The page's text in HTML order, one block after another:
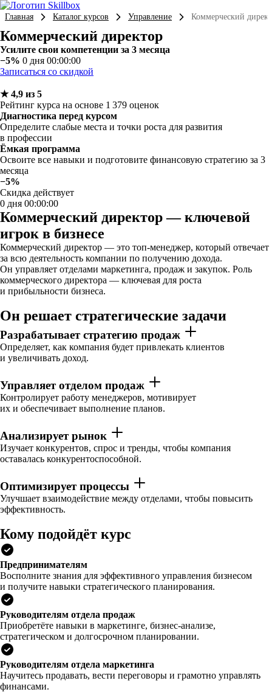
Главная Каталог курсов Управление Коммерческий
Коммерческий директор
Усилите свои компетенции за 3 месяца
−5% 0 дня 00:00:00
Записаться со скидкой
★ 4,9 из 5
Рейтинг курса на основе 1 379 оценок
Диагностика перед курсом
Определите слабые места и точки роста для развития
в профессии
Ёмкая программа
Освоите все навыки и подготовите финансовую стратегию за 3
месяца
−5%
Скидка действует
0 дня 00:00:00
Коммерческий директор — ключевой
игрок в бизнесе
Коммерческий директор — это топ-менеджер, который отвечает
за всю деятельность компании по получению дохода.
Он управляет отделами маркетинга, продаж и закупок. Роль
коммерческого директора — ключевая для роста
и прибыльности бизнеса.
Он решает стратегические задачи
Разрабатывает стратегию продаж
Определяет, как компания будет привлекать клиентов
и увеличивать доход.
Управляет отделом продаж
Контролирует работу менеджеров, мотивирует
их и обеспечивает выполнение планов.
Анализирует рынок
Изучает конкурентов, спрос и тренды, чтобы компания
оставалась конкурентоспособной.
Оптимизирует процессы
Улучшает взаимодействие между отделами, чтобы повысить
эффективность.
Кому подойдёт курс
Предпринимателям
Восполните знания для эффективного управления бизнесом
и получите навыки стратегического планирования.
Руководителям отдела продаж
Приобретёте навыки в маркетинге, бизнес-анализе,
стратегическом и долгосрочном планировании.
Руководителям отдела маркетинга
Научитесь продавать, вести переговоры и грамотно управлять
финансами.